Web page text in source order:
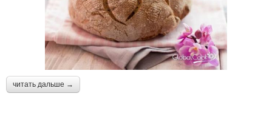
читать дальше →